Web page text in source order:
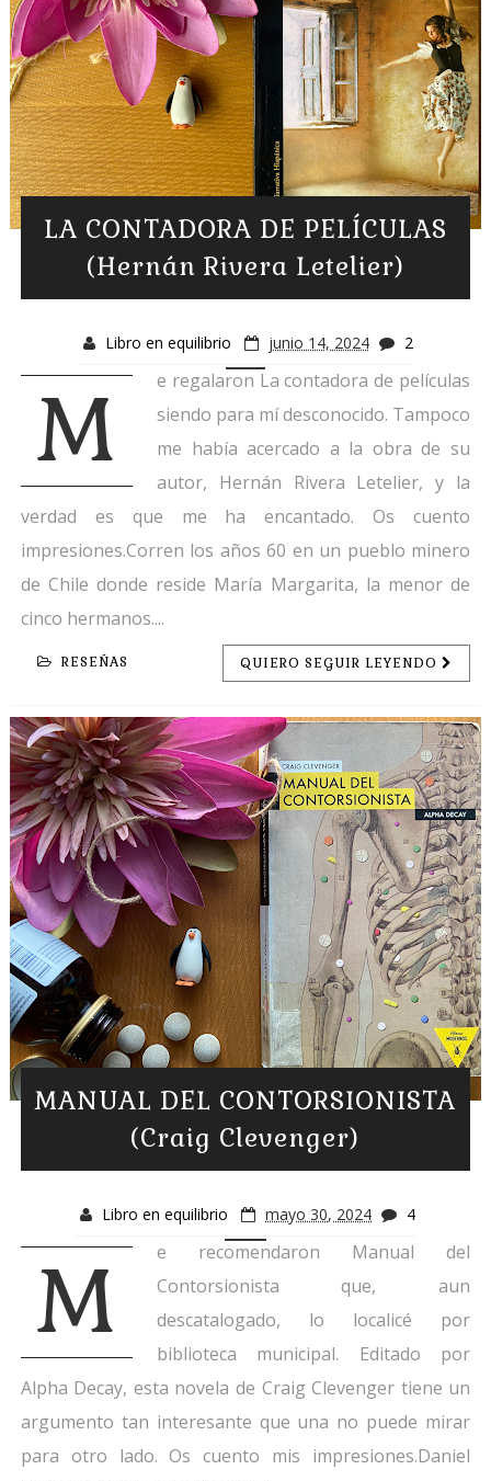
LA CONTADORA DE PELÍCULAS
(Hernán Rivera Letelier)
Libro en equilibrio junio 14, 2024 2
M
e regalaron La contadora de películas
siendo para mí desconocido. Tampoco
me había acercado a la obra de su
autor, Hernán Rivera Letelier, y la
verdad es que me ha encantado. Os cuento
impresiones.Corren los años 60 en un pueblo minero
de Chile donde reside María Margarita, la menor de
cinco hermanos....
RESEÑAS QUIERO SEGUIR LEYENDO
MANUAL DEL CONTORSIONISTA
(Craig Clevenger)
Libro en equilibrio mayo 30, 2024 4
M
e recomendaron Manual del
Contorsionista que, aun
descatalogado, lo localicé por
biblioteca municipal. Editado por
Alpha Decay, esta novela de Craig Clevenger tiene un
argumento tan interesante que una no puede mirar
para otro lado. Os cuento mis impresiones.Daniel